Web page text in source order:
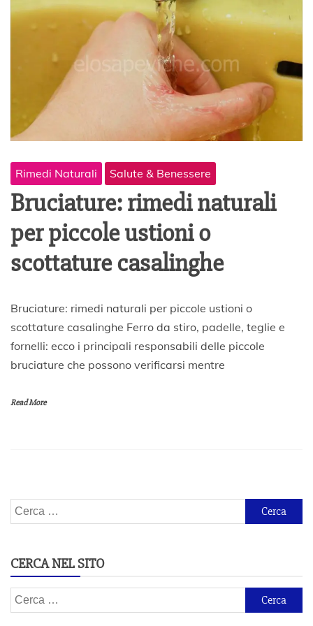
Rimedi Naturali Salute & Benessere
Bruciature: rimedi naturali
per piccole ustioni o
scottature casalinghe
2
L
u
l
o
Bruciature: rimedi naturali per piccole ustioni o
scottature casalinghe Ferro da stiro, padelle, teglie e
fornelli: ecco i principali responsabili delle piccole
bruciature che possono verificarsi mentre
Read More
Ricerca
per:
CERCA NEL SITO
Ricerca
per: